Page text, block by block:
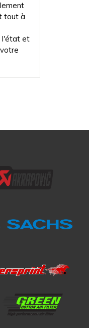
tout à
l'état et